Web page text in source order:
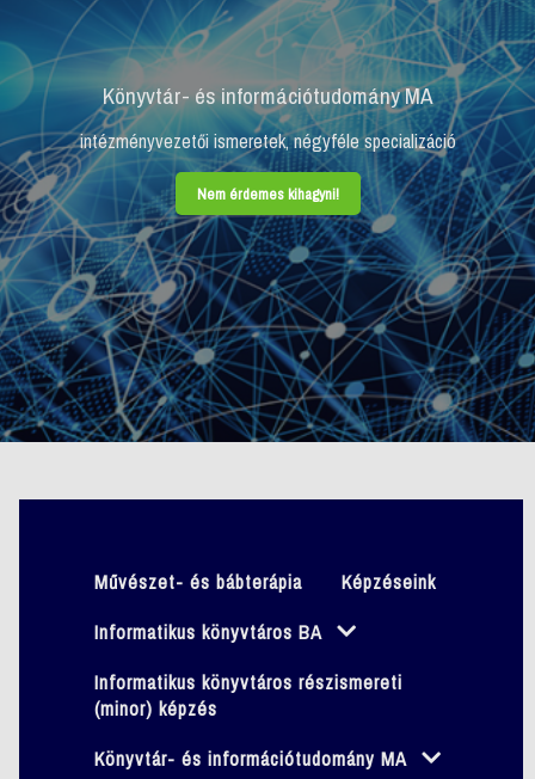
Könyvtár- és információtudomány MA
intézményvezetői ismeretek, négyféle specializáció
Nem érdemes kihagyni!
Művészet- és bábterápia
Képzéseink
Informatikus könyvtáros BA
Informatikus könyvtáros részismereti
(minor) képzés
Könyvtár- és információtudomány MA